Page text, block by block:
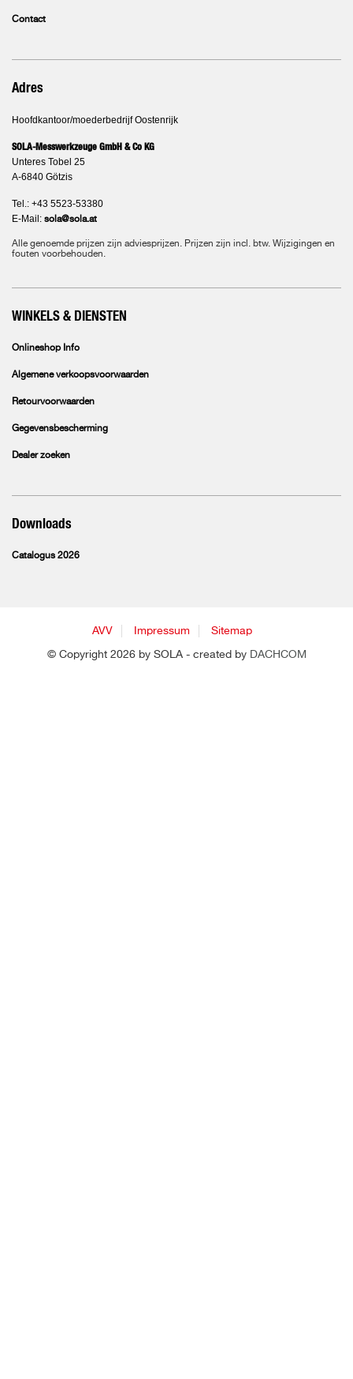
Contact
Adres
Hoofdkantoor/moederbedrijf Oostenrijk
SOLA-Messwerkzeuge GmbH & Co KG
Unteres Tobel 25
A-6840 Götzis
Tel.: +43 5523-53380
E-Mail: sola@sola.at
Alle genoemde prijzen zijn adviesprijzen. Prijzen zijn incl. btw. Wijzigingen en
fouten voorbehouden.
WINKELS & DIENSTEN
Onlineshop Info
Algemene verkoopsvoorwaarden
Retourvoorwaarden
Gegevensbescherming
Dealer zoeken
Downloads
Catalogus 2026
AVV Impressum Sitemap
© Copyright 2026 by SOLA - created by DACHCOM